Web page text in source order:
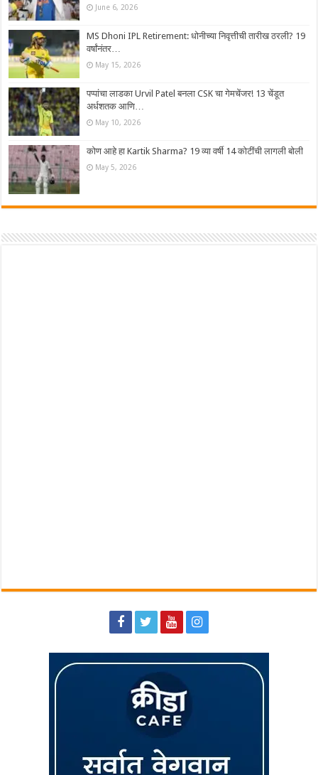
June 6, 2026
MS Dhoni IPL Retirement: धोनीच्या निवृत्तीची तारीख ठरली? 19
वर्षांनंतर…
May 15, 2026
पप्पांचा लाडका Urvil Patel बनला CSK चा गेमचेंजर! 13 चेंडूत
अर्धशतक आणि…
May 10, 2026
कोण आहे हा Kartik Sharma? 19 व्या वर्षी 14 कोटींची लागली बोली
May 5, 2026